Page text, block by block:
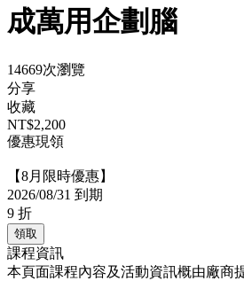
成萬用企劃腦
14669次瀏覽
分享
收藏
NT$2,200
優惠現領
【8月限時優惠】
2026/08/31 到期
9 折
領取
課程資訊
本頁面課程內容及活動資訊概由廠商